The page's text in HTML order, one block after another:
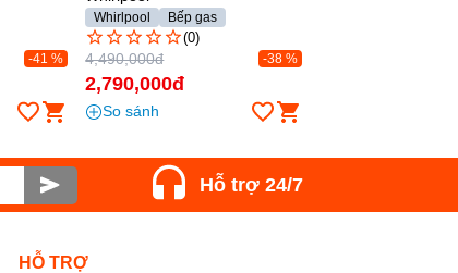
-38 %
Hỗ trợ 24/7
HỖ TRỢ